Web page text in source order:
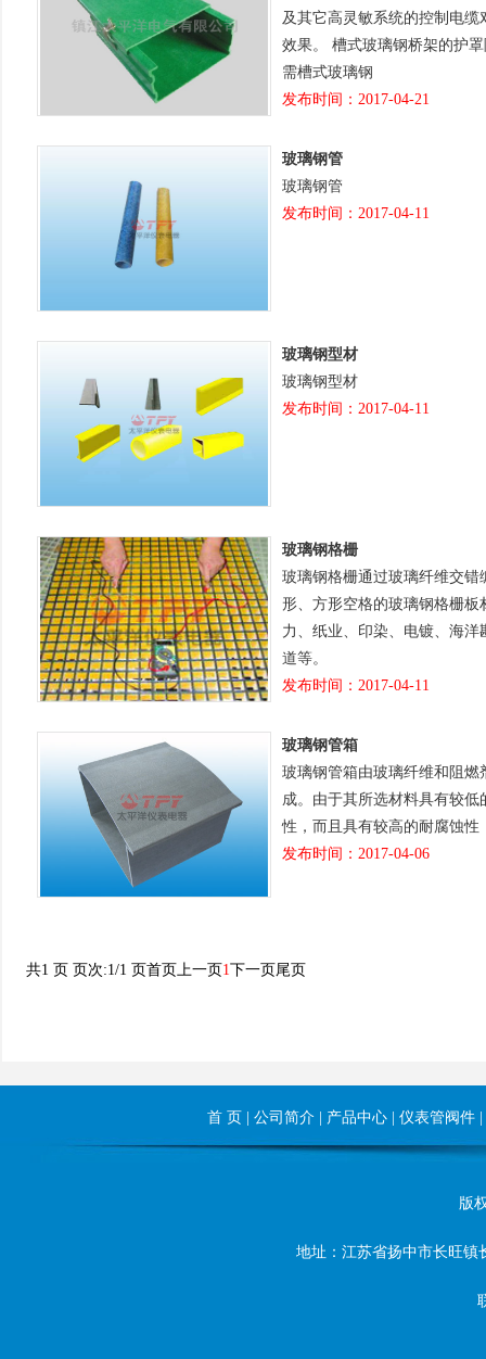
及其它高灵敏系统的控制电
效果。 槽式玻璃钢桥架的护罩
需槽式玻璃钢
发布时间：2017-04-21
玻璃钢管
玻璃钢管
发布时间：2017-04-11
玻璃钢型材
玻璃钢型材
发布时间：2017-04-11
玻璃钢格栅
玻璃钢格栅通过玻璃纤维交错
形、方形空格的玻璃钢格栅板材
力、纸业、印染、电镀
道等。
发布时间：2017-04-11
玻璃钢管箱
玻璃钢管箱由玻璃纤维和阻燃
成。由于其所选材料具有较
性，而且具有较高的耐腐蚀性
发布时间：2017-04-06
共1 页 页次:1/1 页首页上一页1下一页尾页
首 页 公司简介| 产品中心| 仪表管阀件|
版
地址：江苏省扬中市长旺